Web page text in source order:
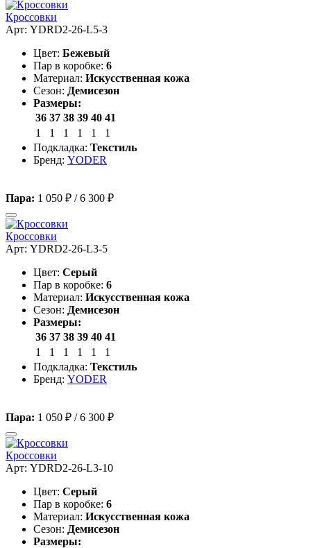
Кроссовки
Арт: YDRD2-26-L5-3
Цвет: Бежевый
Пар в коробке: 6
Материал: Искусственная кожа
Сезон: Демисезон
Размеры:
36 37 38 39 40 41
1
1 1 1 1
1
Подкладка: Текстиль
Бренд: YODER
Пара: 1 050 ₽ /6 300 ₽
Кроссовки
Арт: YDRD2-26-L3-5
Цвет: Серый
Пар в коробке: 6
Материал: Искусственная кожа
Сезон: Демисезон
Размеры:
36 37 38 39 40 41
1
1 1 1 1
1
Подкладка: Текстиль
Бренд: YODER
Пара: 1 050 ₽ /6 300 ₽
Кроссовки
Арт: YDRD2-26-L3-10
Цвет: Серый
Пар в коробке: 6
Материал: Искусственная кожа
Сезон: Демисезон
Размеры: